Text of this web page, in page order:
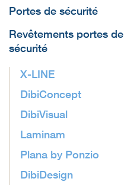
Portes de sécurité
Revêtements portes de
sécurité
X-LINE
DibiConcept
DibiVisual
Laminam
Plana by Ponzio
DibiDesign